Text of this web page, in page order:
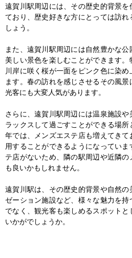
遠賀川駅周辺には、その歴史的背景
ており、歴史好きな方にとっては訪
しょう。
また、遠賀川駅周辺には自然豊かな
美しい景色を楽しむことができます
川岸に咲く桜が一面をピンク色に染
ます。春の訪れを感じさせるその風
光客にも大変人気があります。
さらに、遠賀川駅周辺には温泉施設
ラックスして過ごすことができる場
年では、メンズエステ店も増えてきて
用することができるようになってい
テ店がないため、隣の駅周辺や近隣
も良いかもしれません。
遠賀川駅は、その歴史的背景や自然
ゼーション施設など、様々な魅力を
でなく、観光客も楽しめるスポット
いかがでしょうか。